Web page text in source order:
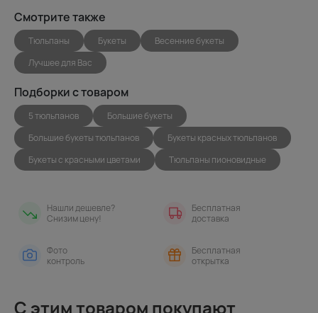
Смотрите также
Тюльпаны Букеты
Весенние букеты
Лучшее для Вас
Подборки с товаром
5 тюльпанов
Большие букеты
Большие букеты тюльпанов
Букеты красных тюльпанов
Букеты с красными цветами
Тюльпаны пионовидные
Нашли дешевле?
Снизим цену!
Бесплатная
доставка
Фото
контроль
Бесплатная
открытка
С этим товаром покупают